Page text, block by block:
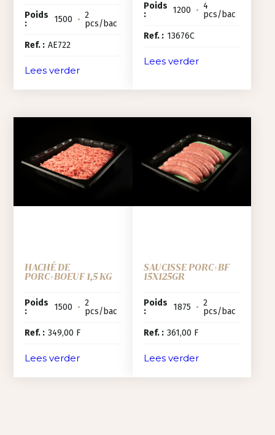
Poids
:
1500 • 2
pcs/bac
Ref. : AE722
Lees verder
Poids
:
1200 • 4
pcs/bac
Ref. : 13676C
Lees verder
HACHÉ DE
PORC+BOEUF 1,5 KG
Poids
:
1500 • 2
pcs/bac
Ref. : 349,00 F
Lees verder
SAUCISSE PORC+BF
15X125GR
Poids
:
1875 • 2
pcs/bac
Ref. : 361,00 F
Lees verder